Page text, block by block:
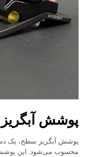
پوشش آبگریز
پوشش آبگریز سطح، یک
محسوب می‌شود. این